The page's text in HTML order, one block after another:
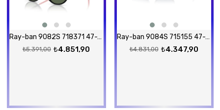
Ray-ban 9082S 718371 47-17 Güneş Gözlüğü
₺4.851,90
₺5.391,00
Ray-ban 9084S 715155 47-16 Güneş Gözlüğü
₺4.347,90
₺4.831,00